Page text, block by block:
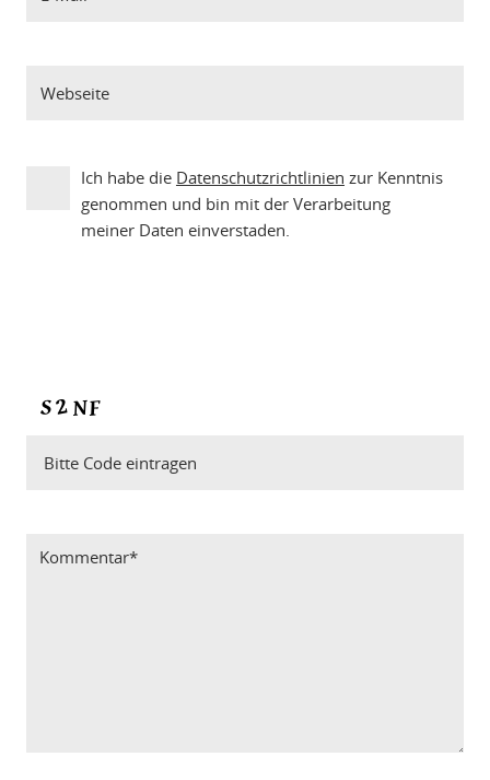
Ich habe die Datenschutzrichtlinien zur Kenntnis
genommen und bin mit der Verarbeitung
meiner Daten einverstaden.